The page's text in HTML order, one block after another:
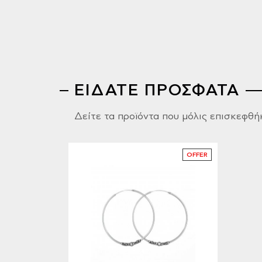
ΕΙΔΑΤΕ ΠΡΟΣΦΑΤΑ
Δείτε τα προϊόντα που μόλις
OFFER